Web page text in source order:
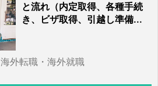
と流れ（内定取得、各種手続
き、ビザ取得、引越し準備...
海外転職・海外就職